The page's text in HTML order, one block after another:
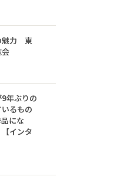
魅力 東
年ぶりの
るもの
にな
インタ